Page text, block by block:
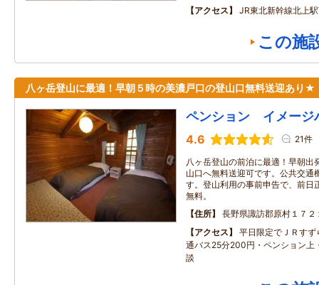
アクセス
JR東北新幹線北上
この施
八ヶ岳登山に最適！早朝５時の美濃戸口の登山口無料送迎あり★
ペンション イメージ
4.6 21件
八ヶ岳登山の前泊に最適！早朝出
山口へ無料送迎可です。公共交通
す。登山利用の事前申告で、前日
無料。
住所
長野県諏訪郡原村１７２
アクセス
平日限定でＪＲす
通バス25分200円・ペンション
談